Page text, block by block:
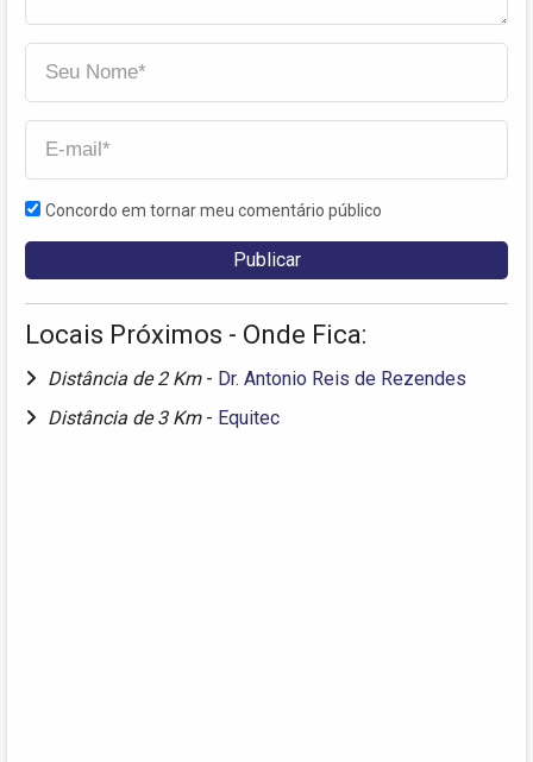
Concordo em tornar meu comentário público
Locais Próximos - Onde Fica:
Distância de 2 Km - Dr. Antonio Reis de Rezendes
Distância de 3 Km - Equitec